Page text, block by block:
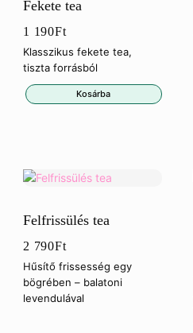
Fekete tea
1 190Ft
Klasszikus fekete tea,
tiszta forrásból
Kosárba
Felfrissülés tea
2 790Ft
Hűsítő frissesség egy
bögrében – balatoni
levendulával